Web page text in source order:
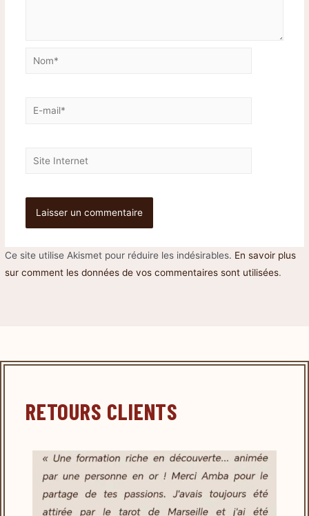
Ce site utilise Akismet pour réduire les indésirables. En savoir plus
sur comment les données de vos commentaires sont utilisées.
RETOURS CLIENTS